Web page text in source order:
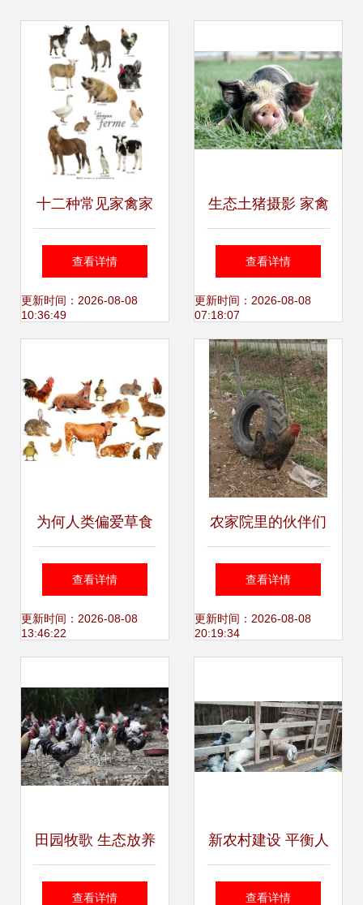
十二种常见家禽家
畜的工艺之美 从田
野牧场到艺术殿堂
查看详情
更新时间：2026-08-08
10:36:49
生态土猪摄影 家禽
家畜中的自然之美
查看详情
更新时间：2026-08-08
07:18:07
为何人类偏爱草食
动物肉 从驯化到安
全的选择
查看详情
更新时间：2026-08-08
13:46:22
农家院里的伙伴们
随手拍中的家禽与
家畜
查看详情
更新时间：2026-08-08
20:19:34
田园牧歌 生态放养
鹊山鸡的视觉盛宴
查看详情
新农村建设 平衡人
居环境与农民生
查看详情